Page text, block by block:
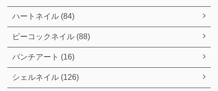
ハートネイル (84)
ピーコックネイル (88)
パンチアート (16)
シェルネイル (126)